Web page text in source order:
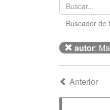
Buscador de
autor:
Anterior